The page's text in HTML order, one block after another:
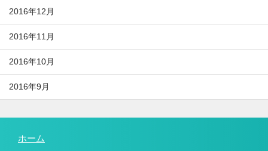
2016年12月
2016年11月
2016年10月
2016年9月
ホーム